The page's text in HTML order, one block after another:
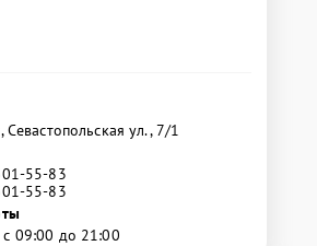
Севастопольская ул., 7/1
55-83
55-83
с 09:00 до 21:00